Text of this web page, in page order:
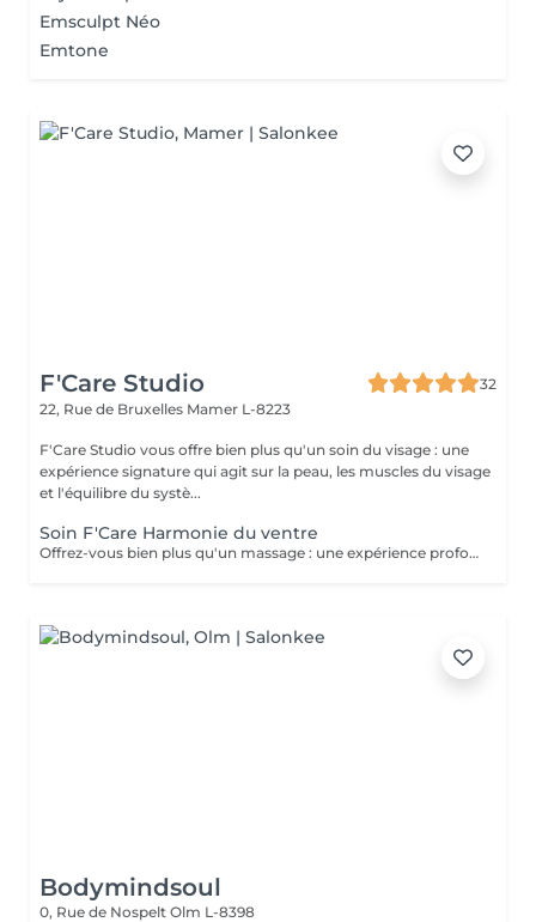
Emsculpt Néo
Emtone
F'Care Studio
32
22, Rue de Bruxelles Mamer L-8223
F'Care Studio vous offre bien plus qu'un soin du visage : une
expérience signature qui agit sur la peau, les muscles du visage
et l'équilibre du systè...
Soin F'Care Harmonie du ventre
Offrez-vous bien plus qu'un massage : une expérience profonde qui invite le corps à se libérer, se rééquilibrer et retrouver son intelligence naturelle. Le soin F'Care Harmonie du ventre est un soin signature inspiré du Chi Nei Tsang, un massage abdominal issu de la tradition taoïste, associé à des techniques de drainage lymphatique profond et de travail manuel ciblé. Cette approche globale vise à libérer les tensions abdominales, stimuler les fonctions naturelles d'élimination et favoriser une sensation de légèreté et d'harmonie intérieure. Le ventre, souvent considéré comme notre deuxième cerveau, est au coeur de ce soin. En relâchant les tensions physiques et émotionnelles accumulées, il devient un espace de respiration, de fluidité et de vitalité retrouvée. Grâce à des gestes précis et profonds, ce massage contribue également à améliorer la qualité de la peau et à affiner visuellement la silhouette. Bienfaits principaux : - Stimulation des fonctions naturelles du métabolisme - Amélioration du confort digestif et du transit intestinal - Soutien aux processus naturels de détoxification - Réduction de la rétention d'eau et sensation de légèreté - Amélioration de la tonicité et de la qualité de la peau - Libération des tensions physiques et nerveuses du ventre Recommandé en cas de : Tensions abdominales, inconfort digestif, sensation de gonflement, rétention d'eau, surcharge émotionnelle ou périodes de déséquilibre (fatigue, stress, cycle menstruel). Résultat : Le ventre se détend profondément, le corps retrouve de la fluidité et l'esprit gagne en clarté, en apaisement et en énergie.
Bodymindsoul
0, Rue de Nospelt Olm L-8398